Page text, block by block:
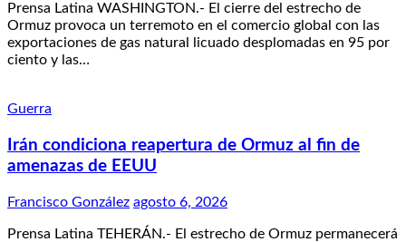
Prensa Latina WASHINGTON.- El cierre del estrecho de
Ormuz provoca un terremoto en el comercio global con las
exportaciones de gas natural licuado desplomadas en 95 por
ciento y las…
Guerra
Irán condiciona reapertura de Ormuz al fin de
amenazas de EEUU
Francisco González agosto 6, 2026
Prensa Latina TEHERÁN.- El estrecho de Ormuz permanecerá